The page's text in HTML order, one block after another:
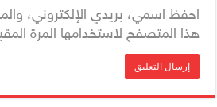
احفظ اسمي، بريدي الإلكتروني،
هذا المتصفح لاستخدامها المرة